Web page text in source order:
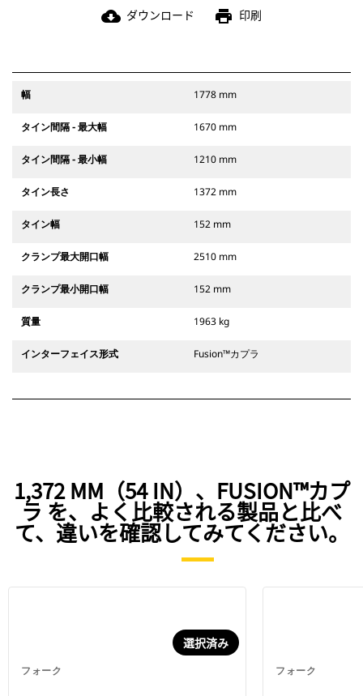
cloud_download ダウンロード print 印刷
幅 1778 mm
タイン間隔 - 最大幅 1670 mm
タイン間隔 - 最小幅 1210 mm
タイン長さ 1372 mm
タイン幅 152 mm
クランプ最大開口幅 2510 mm
クランプ最小開口幅 152 mm
質量 1963 kg
インターフェイス形式 Fusion™カプラ
1,372 MM（54 IN）、FUSION™カプ
ラ を、よく比較される製品と比べ
て、違いを確認してみてください。
フォーク
選択済み
フォーク